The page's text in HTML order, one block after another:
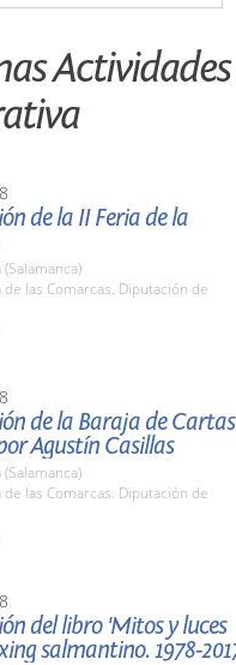
de la II Feria de la
de las Comarcas. Diputación de
de la Baraja de Cartas
Agustín Casillas
de las Comarcas. Diputación de
del libro 'Mitos y luces
salmantino. 1978-